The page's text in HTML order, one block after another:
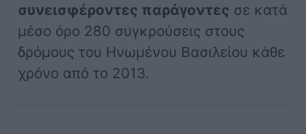
συνεισφέροντες παράγοντες σε κατά
μέσο όρο 280 συγκρούσεις στους
δρόμους του Ηνωμένου Βασιλείου κάθε
χρόνο από το 2013.